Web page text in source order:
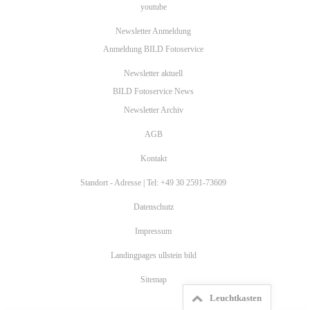
youtube
Newsletter Anmeldung
Anmeldung BILD Fotoservice
Newsletter aktuell
BILD Fotoservice News
Newsletter Archiv
AGB
Kontakt
Standort - Adresse | Tel: +49 30 2591-73609
Datenschutz
Impressum
Landingpages ullstein bild
Sitemap
Leuchtkasten